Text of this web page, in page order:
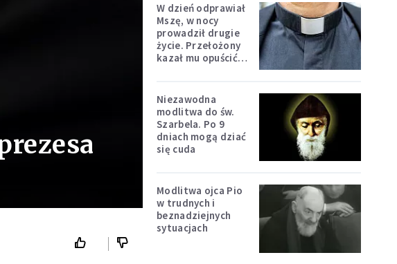
W dzień odprawiał
Mszę, w nocy
prowadził drugie
życie. Przełożony
kazał mu opuścić
Niezawodna
modlitwa do św.
Szarbela. Po 9
dniach mogą dziać
się cuda
Modlitwa ojca Pio
w trudnych i
beznadziejnych
sytuacjach